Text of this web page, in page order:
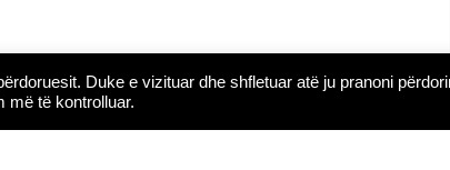
Duke e vizituar dhe shfletuar atë ju pranoni
më të kontrolluar.